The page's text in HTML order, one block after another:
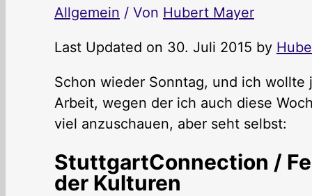
Allgemein / Von Hubert Mayer
Last Updated on 30. Juli 2015 by
Schon wieder Sonntag, und ich
Arbeit, wegen der ich auch diese
viel anzuschauen, aber seht selbst:
StuttgartConnection /
der Kulturen